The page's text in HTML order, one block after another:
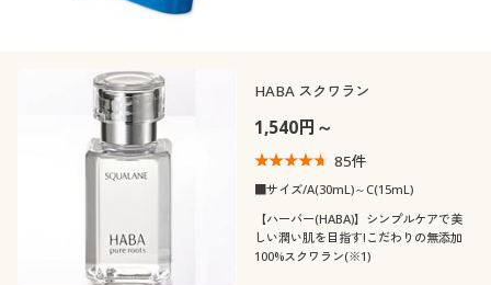
HABA スクワラン
1,540円～
85件
■サイズ/A(30mL)～C(15mL)
【ハーバー(HABA)】シンプルケアで美
しい潤い肌を目指す!こだわりの無添加
100%スクワラン(※1)